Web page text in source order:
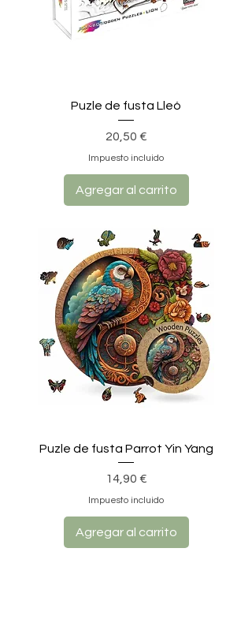
Puzle de fusta Lleó
Precio
20,50 €
Impuesto incluido
Agregar al carrito
Puzle de fusta Parrot Yin Yang
Precio
14,90 €
Impuesto incluido
Agregar al carrito